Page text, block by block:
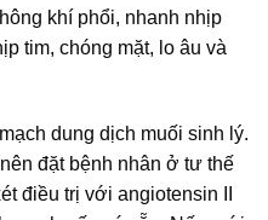
khí phổi, nhanh nhịp
tim, chóng mặt, lo âu và
dung dịch muối sinh lý.
đặt bệnh nhân ở tư thế
điều trị với angiotensin II